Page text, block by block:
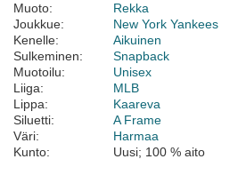
Muoto:
Rekka
Joukkue:
New York Yankees
Kenelle:
Aikuinen
Sulkeminen:
Snapback
Muotoilu:
Unisex
Liiga:
MLB
Lippa:
Kaareva
Siluetti:
A Frame
Väri:
Harmaa
Kunto:
Uusi; 100 % aito